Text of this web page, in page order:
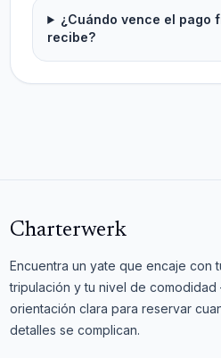
¿Cuándo vence el pago
recibe?
Charterwerk
Encuentra un yate que encaje con
tripulación y tu nivel de
orientación clara para reservar
detalles se complican.